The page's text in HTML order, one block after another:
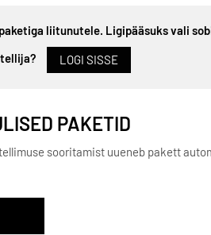
liitunutele. Ligipääsuks vali
LOGI SISSE
PAKETID
sooritamist uueneb pakett